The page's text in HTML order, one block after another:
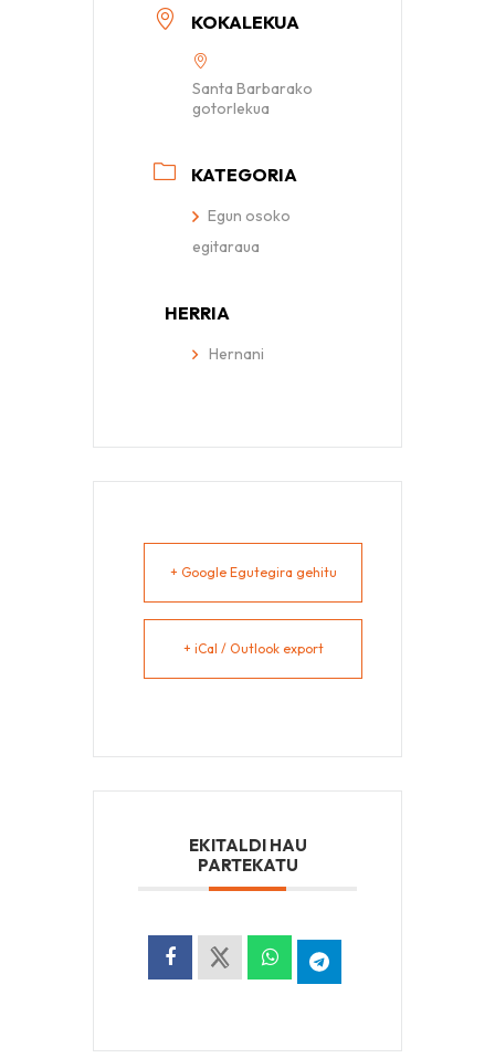
KOKALEKUA
Santa Barbarako
gotorlekua
KATEGORIA
Egun osoko
egitaraua
HERRIA
Hernani
+ Google Egutegira gehitu
+ iCal / Outlook export
EKITALDI HAU
PARTEKATU